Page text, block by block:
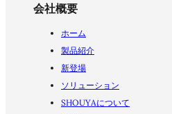
会社概要
ホーム
製品紹介
新登場
ソリューション
SHOUYAについて